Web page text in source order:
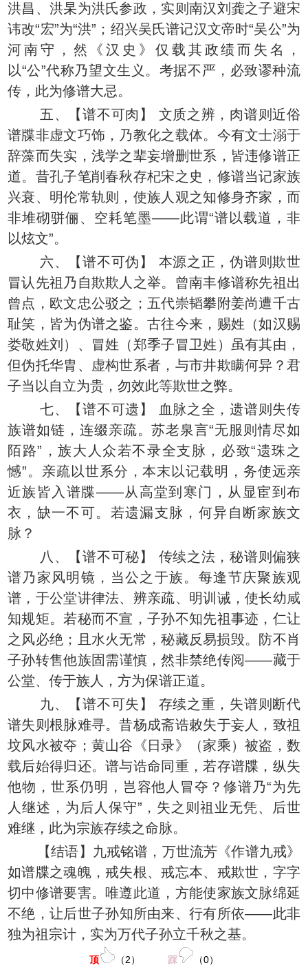
洪昌、洪杲为洪氏参政，实则南汉刘龚之子避宋
讳改“宏”为“洪”；绍兴吴氏谱记汉文帝时“吴公”为
河南守，然《汉史》仅载其政绩而失名，
以“公”代称乃望文生义。考据不严，必致谬种流
传，此为修谱大忌。
五、【谱不可肉】 文质之辨，肉谱则近俗
谱牒非虚文巧饰，乃教化之载体。今有文士溺于
辞藻而失实，浅学之辈妄增删世系，皆违修谱正
道。昔孔子笔削春秋存杞宋之史，修谱当记家族
兴衰、明伦常轨则，使族人观之知修身齐家，而
非堆砌骈俪、空耗笔墨——此谓“谱以载道，非
以炫文”。
六、【谱不可伪】 本源之正，伪谱则欺世
冒认先祖乃自欺欺人之举。曾南丰修谱称先祖出
曾点，欧文忠公驳之；五代崇韬攀附姜尚遭千古
耻笑，皆为伪谱之鉴。古往今来，赐姓（如汉赐
娄敬姓刘）、冒姓（郑季子冒卫姓）虽有其由，
但伪托华胄、虚构世系者，与市井欺瞒何异？君
子当以自立为贵，勿效此等欺世之弊。
七、【谱不可遗】 血脉之全，遗谱则失传
族谱如链，连缀亲疏。苏老泉言“无服则情尽如
陌路”，族大人众若不录全支脉，必致“遗珠之
憾”。亲疏以世系分，本末以记载明，务使远亲
近族皆入谱牒——从高堂到寒门，从显宦到布
衣，缺一不可。若遗漏支脉，何异自断家族文
脉？
八、【谱不可秘】 传续之法，秘谱则偏狭
谱乃家风明镜，当公之于族。每逢节庆聚族观
谱，于公堂讲律法、辨亲疏、明训诫，使长幼咸
知规矩。若秘而不宣，子孙不知先祖事迹，仁让
之风必绝；且水火无常，秘藏反易损毁。防不肖
子孙转售他族固需谨慎，然非禁绝传阅——藏于
公堂、传于族人，方为保谱正道。
九、【谱不可失】 存续之重，失谱则断代
谱失则根脉难寻。昔杨成斋诰敕失于妄人，致祖
坟风水被夺；黄山谷《日录》（家乘）被盗，数
载后始得归还。谱与诰命同重，若存谱牒，纵失
他物，世系仍明，岂容他人冒夺？修谱乃“为先
人继述，为后人保守”，失之则祖业无凭、后世
难继，此为宗族存续之命脉。
【结语】九戒铭谱，万世流芳《作谱九戒》
如谱牒之魂魄，戒失根、戒忘本、戒欺世，字字
切中修谱要害。唯遵此道，方能使家族文脉绵延
不绝，让后世子孙知所由来、行有所依——此非
独为祖宗计，实为万代子孙立千秋之基。
顶 （2） 踩 （0）